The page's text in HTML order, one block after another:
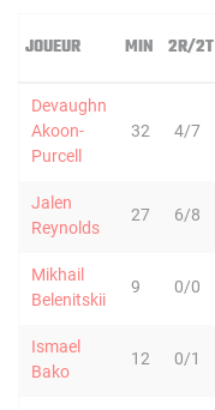
JOUEUR MIN 2R/2T
Devaughn
Akoon-
Purcell
32 4/7
Jalen
Reynolds
27 6/8
Mikhail
Belenitskii
9 0/0
Ismael
Bako
12 0/1